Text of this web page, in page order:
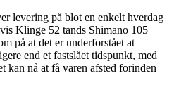
levering på blot en enkelt hverdag
Klinge 52 tands Shimano 105
på at det er underforstået at
end et fastslået tidspunkt, med
kan nå at få varen afsted forinden